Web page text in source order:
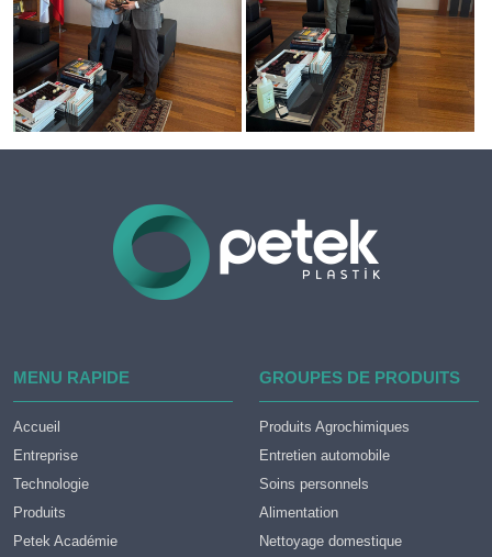
MENU RAPIDE
Accueil
Entreprise
Technologie
Produits
Petek Académie
GROUPES DE PRODUITS
Produits Agrochimiques
Entretien automobile
Soins personnels
Alimentation
Nettoyage domestique